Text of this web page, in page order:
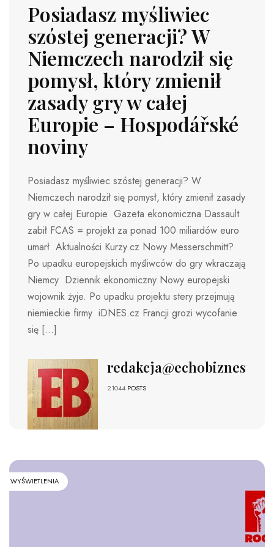
Posiadasz myśliwiec
szóstej generacji? W
Niemczech narodził się
pomysł, który zmienił
zasady gry w całej
Europie – Hospodářské
noviny
Posiadasz myśliwiec szóstej generacji? W
Niemczech narodził się pomysł, który zmienił zasady
gry w całej Europie Gazeta ekonomiczna Dassault
zabił FCAS = projekt za ponad 100 miliardów euro
umarł Aktualności Kurzy.cz Nowy Messerschmitt?
Po upadku europejskich myśliwców do gry wkraczają
Niemcy Dziennik ekonomiczny Nowy europejski
wojownik żyje. Po upadku projektu stery przejmują
niemieckie firmy iDNES.cz Francji grozi wycofanie
się […]
redakcja@echobiznesu.pl
21044 POSTS
WYŚWIETLENIA